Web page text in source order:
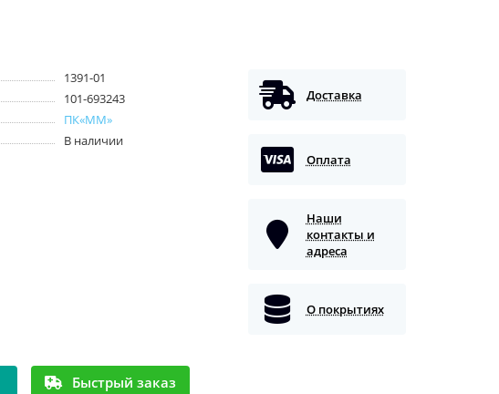
1391-01
101-693243
ПК«ММ»
В наличии
Быстрый заказ
Доставка
Оплата
Наши
контакты и
адреса
О покрытиях